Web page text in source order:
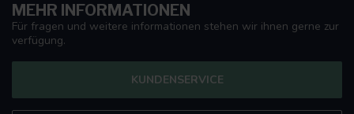
MEHR INFORMATIONEN
Für fragen und weitere informationen stehen wir ihnen gerne zur
verfügung.
KUNDENSERVICE